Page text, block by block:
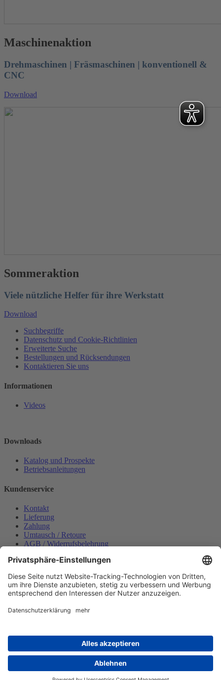
Maschinenaktion
Drehmaschinen | Fräsmaschinen | konventionell &
CNC
Download
Sommeraktion
Viele nützliche Helfer für ihre Werkstatt
Download
Suchbegriffe
Datenschutz und Cookie-Richtlinien
Erweiterte Suche
Bestellungen und Rücksendungen
Kontaktieren Sie uns
Informationen
Videos
Downloads
Katalog und Prospekte
Betriebsanleitungen
Kundenservice
Kontakt
Lieferung
Zahlung
Umtausch / Retoure
AGB / Widerrufsbelehrung
Datenschutzerklärung
Bestellung widerrufen
Mein konto
Zahlungsmöglichkeiten